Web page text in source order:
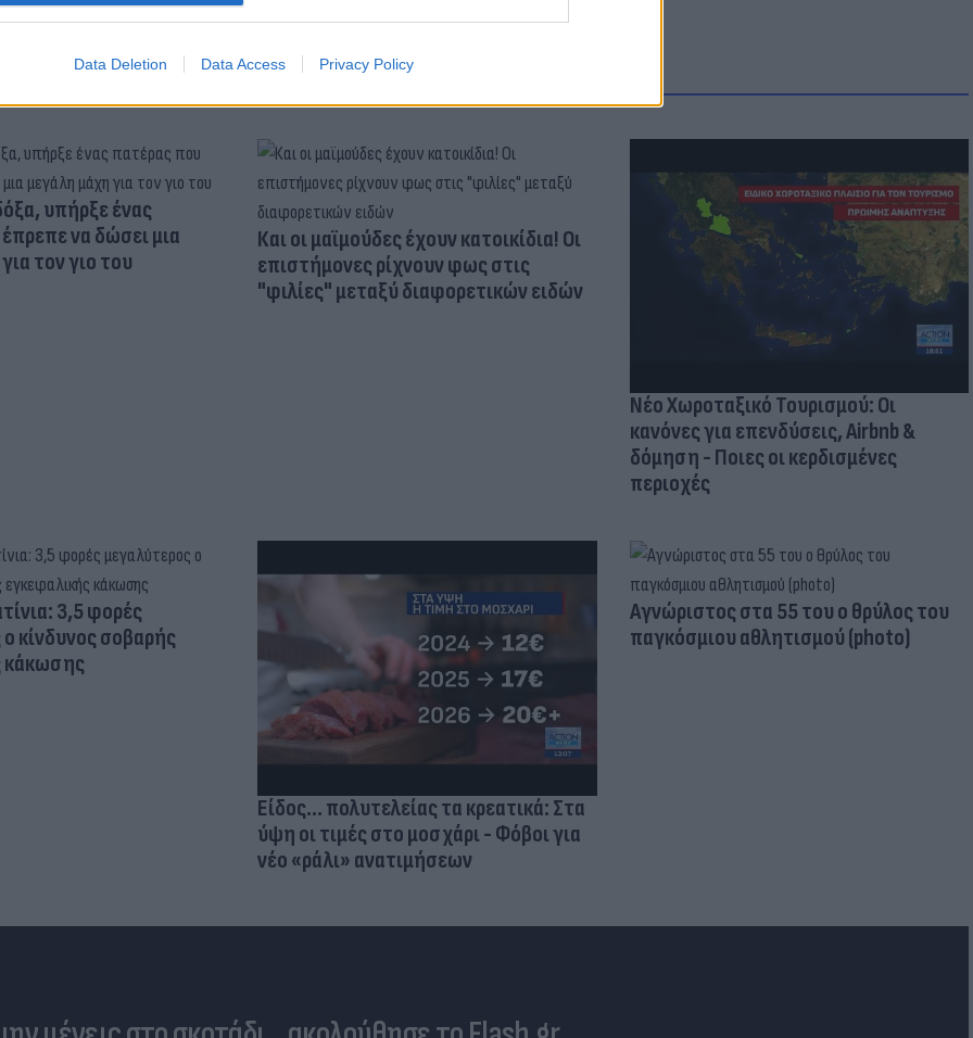
Data Deletion Data Access Privacy Policy
υπήρξε ένας
να δώσει μια
τον γιο του
Και οι μαϊμούδες έχουν κατοικίδια! Οι
επιστήμονες ρίχνουν φως στις
"φιλίες" μεταξύ διαφορετικών ειδών
Νέο Χωροταξικό Τουρισμού: Οι
κανόνες για επενδύσεις, Airbnb &
δόμηση - Ποιες οι κερδισμένες
περιοχές
3,5 φορές
κίνδυνος σοβαρής
κάκωσης
Είδος... πολυτελείας τα κρεατικά: Στα
ύψη οι τιμές στο μοσχάρι - Φόβοι για
νέο «ράλι» ανατιμήσεων
Aγνώριστος στα 55 του ο θρύλος του
παγκόσμιου αθλητισμού (photo)